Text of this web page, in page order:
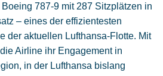
787-9 mit 287 Sitzplätzen in
– eines der effizientesten
der aktuellen Lufthansa-Flotte. Mit
Airline ihr Engagement in
in der Lufthansa bislang